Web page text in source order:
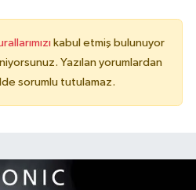
kabul etmiş bulunuyor
Yazılan yorumlardan
sorumlu tutulamaz.